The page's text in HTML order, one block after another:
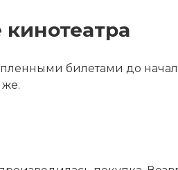
билетами до